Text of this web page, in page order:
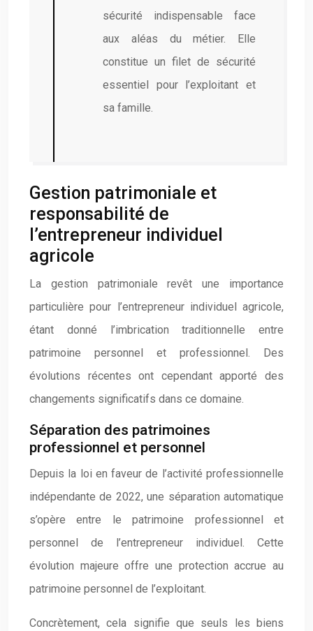
sécurité indispensable face
aux aléas du métier. Elle
constitue un filet de sécurité
essentiel pour l’exploitant et
sa famille.
Gestion patrimoniale et
responsabilité de
l’entrepreneur individuel
agricole
La gestion patrimoniale revêt une importance
particulière pour l’entrepreneur individuel agricole,
étant donné l’imbrication traditionnelle entre
patrimoine personnel et professionnel. Des
évolutions récentes ont cependant apporté des
changements significatifs dans ce domaine.
Séparation des patrimoines
professionnel et personnel
Depuis la loi en faveur de l’activité professionnelle
indépendante de 2022, une séparation automatique
s’opère entre le patrimoine professionnel et
personnel de l’entrepreneur individuel. Cette
évolution majeure offre une protection accrue au
patrimoine personnel de l’exploitant.
Concrètement, cela signifie que seuls les biens